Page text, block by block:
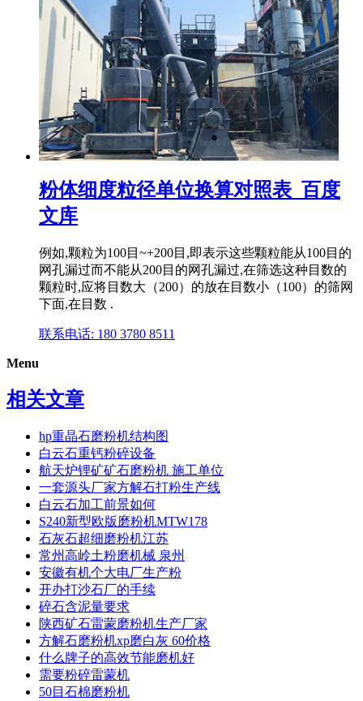
粉体细度粒径单位换算对照表_百度
文库
例如,颗粒为100目~+200目,即表示这些颗粒能从100目的
网孔漏过而不能从200目的网孔漏过,在筛选这种目数的
颗粒时,应将目数大（200）的放在目数小（100）的筛网
下面,在目数 .
联系电话: 180 3780 8511
Menu
相关文章
hp重晶石磨粉机结构图
白云石重钙粉碎设备
航天炉锂矿矿石磨粉机 施工单位
一套源头厂家方解石打粉生产线
白云石加工前景如何
S240新型欧版磨粉机MTW178
石灰石超细磨粉机江苏
常州高岭土粉磨机械 泉州
安徽有机个大电厂生产粉
开办打沙石厂的手续
碎石含泥量要求
陕西矿石雷蒙磨粉机生产厂家
方解石磨粉机xp磨白灰 60价格
什么牌子的高效节能磨机好
需要粉碎雷蒙机
50目石棉磨粉机